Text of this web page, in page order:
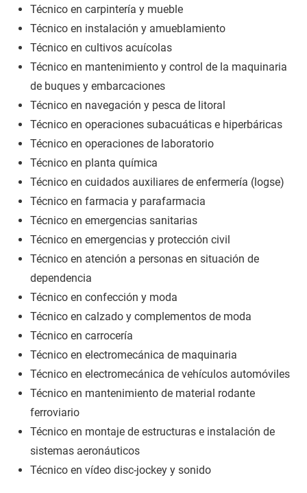
Técnico en carpintería y mueble
Técnico en instalación y amueblamiento
Técnico en cultivos acuícolas
Técnico en mantenimiento y control de la maquinaria
de buques y embarcaciones
Técnico en navegación y pesca de litoral
Técnico en operaciones subacuáticas e hiperbáricas
Técnico en operaciones de laboratorio
Técnico en planta química
Técnico en cuidados auxiliares de enfermería (logse)
Técnico en farmacia y parafarmacia
Técnico en emergencias sanitarias
Técnico en emergencias y protección civil
Técnico en atención a personas en situación de
dependencia
Técnico en confección y moda
Técnico en calzado y complementos de moda
Técnico en carrocería
Técnico en electromecánica de maquinaria
Técnico en electromecánica de vehículos automóviles
Técnico en mantenimiento de material rodante
ferroviario
Técnico en montaje de estructuras e instalación de
sistemas aeronáuticos
Técnico en vídeo disc-jockey y sonido